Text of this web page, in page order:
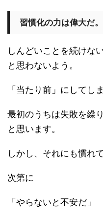
習慣化の力は偉大だ。
しんどいことを続けな
と思わないよう。
「当たり前」にしてし
最初のうちは失敗を繰
と思います。
しかし、それにも慣れ
次第に
「やらないと不安だ」